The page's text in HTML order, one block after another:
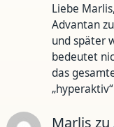
Liebe
Advantan
und später
bedeutet
das
Marlis zu